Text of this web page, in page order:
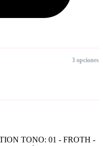
3 opciones
TONO: 01 - FROTH -